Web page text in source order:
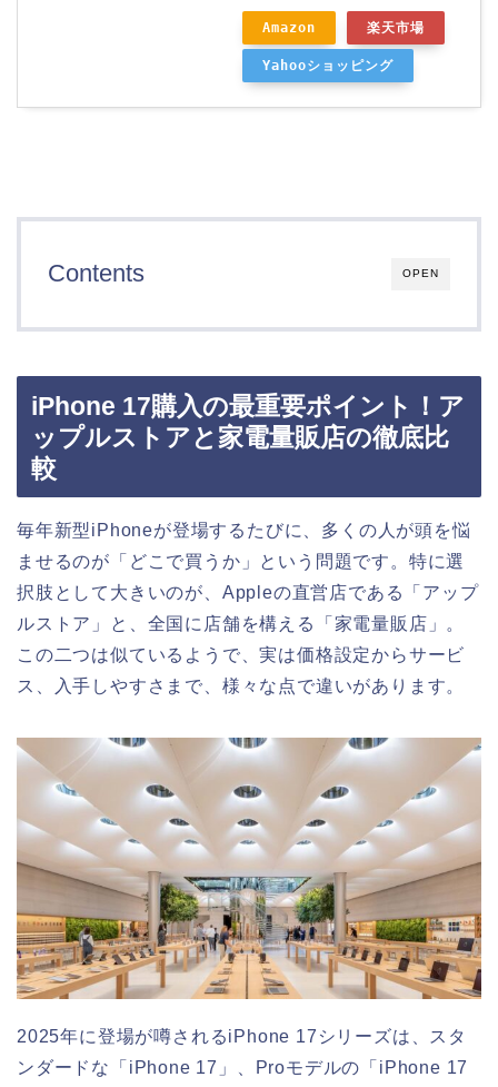
Amazon 楽天市場
Yahooショッピング
OPEN
Contents
iPhone 17購入の最重要ポイント！ア
ップルストアと家電量販店の徹底比
較
毎年新型iPhoneが登場するたびに、多くの人が頭を悩
ませるのが「どこで買うか」という問題です。特に選
択肢として大きいのが、Appleの直営店である「アップ
ルストア」と、全国に店舗を構える「家電量販店」。
この二つは似ているようで、実は価格設定からサービ
ス、入手しやすさまで、様々な点で違いがあります。
2025年に登場が噂されるiPhone 17シリーズは、スタ
ンダードな「iPhone 17」、Proモデルの「iPhone 17